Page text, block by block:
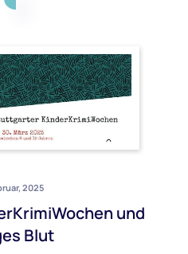
2025
und
Blut